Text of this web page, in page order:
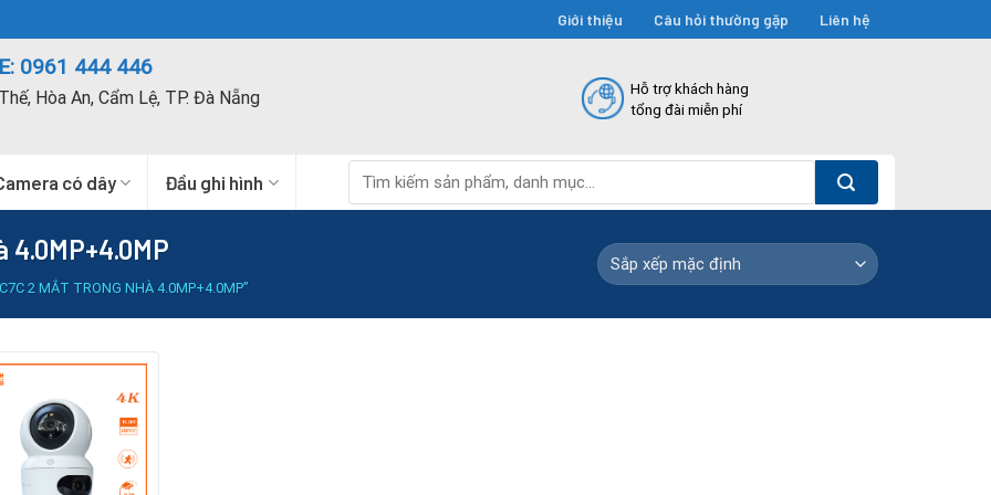
Giới thiệu Câu hỏi thường gặp Liên hệ
0961 444 446
Hòa An, Cẩm Lệ, TP. Đà Nẵng
Hỗ trợ khách hàng
tổng đài miễn phí
có dây Đầu ghi hình
kiếm:
4.0MP+4.0MP
2 MẮT TRONG NHÀ 4.0MP+4.0MP”